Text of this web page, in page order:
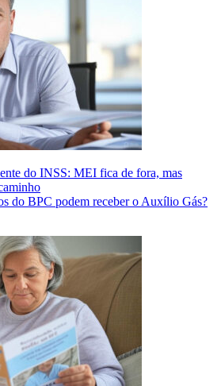
do INSS: MEI fica de fora, mas
do BPC podem receber o Auxílio Gás?